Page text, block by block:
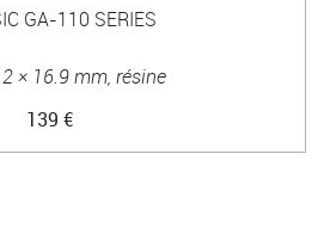
GA-110 SERIES
× 16.9 mm, résine
139 €